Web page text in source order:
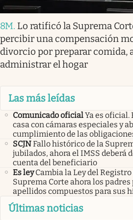
8M. Lo ratificó la Suprema
percibir una compensación
divorcio por preparar comida,
administrar el hogar
Las más leídas
Comunicado oficialYa es oficial.
casa con cámaras especiales y
cumplimiento de las
SCJNFallo histórico de la
jubilados, ahora el IMSS deberá
cuenta del beneficiario
Es ley Cambia la Ley del
Suprema Corte ahora los
apellidos compuestos para sus
Últimas noticias